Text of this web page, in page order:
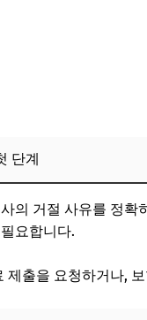
단계
의 거절 사유를 정
요합니다.
제출을 요청하거나,